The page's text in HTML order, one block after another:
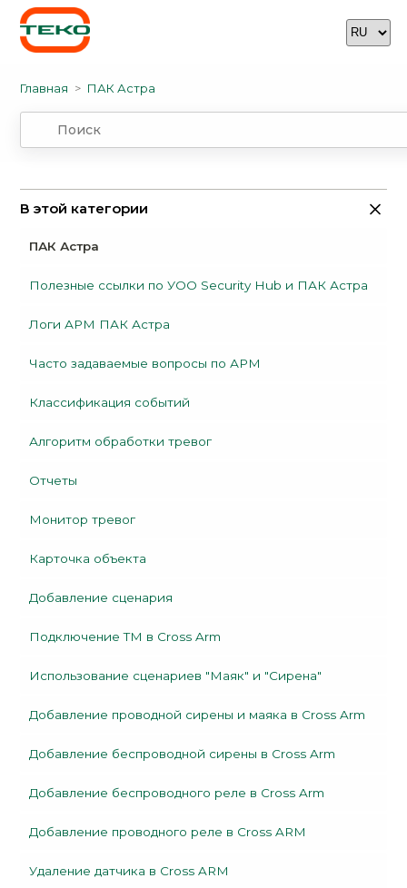
Главная ПАК Астра
В этой категории
ПАК Астра
Полезные ссылки по УОО Security Hub и ПАК Астра
Логи АРМ ПАК Астра
Часто задаваемые вопросы по АРМ
Классификация событий
Алгоритм обработки тревог
Отчеты
Монитор тревог
Карточка объекта
Добавление сценария
Подключение TM в Cross Arm
Использование сценариев "Маяк" и "Сирена"
Добавление проводной сирены и маяка в Cross Arm
Добавление беспроводной сирены в Cross Arm
Добавление беспроводного реле в Cross Arm
Добавление проводного реле в Cross ARM
Удаление датчика в Cross ARM